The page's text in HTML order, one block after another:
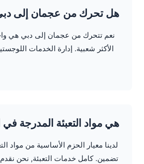
هل تحرك من عجمان إلى
نعم تتحرك من عجمان إلى دبي هي
الأكثر شعبية. إدارة الخدمات
هي مواد التعبئة المدرجة
لدينا معيار الحزم الأساسية من مواد
تضمين. كامل خدمات التعبئة, نحن